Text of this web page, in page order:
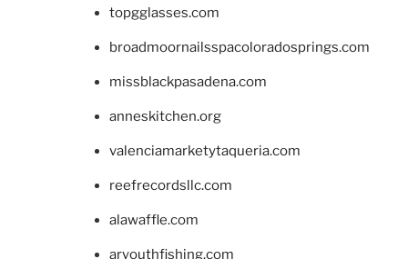
topgglasses.com
broadmoornailsspacoloradosprings.com
missblackpasadena.com
anneskitchen.org
valenciamarketytaqueria.com
reefrecordsllc.com
alawaffle.com
aryouthfishing.com